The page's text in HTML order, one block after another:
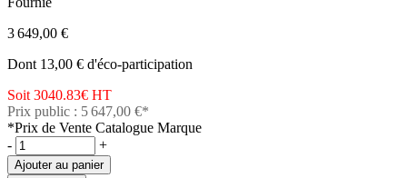
3 649,00 €
Dont 13,00 € d'éco-participation
Soit 3040.83€ HT
Prix public : 5 647,00 €*
*Prix de Vente Catalogue Marque
-
+
Ajouter au panier